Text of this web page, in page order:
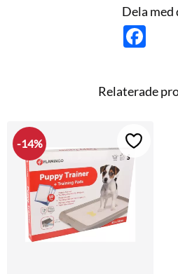
Dela med
F
o
o
Relaterade
14% Lägg till i